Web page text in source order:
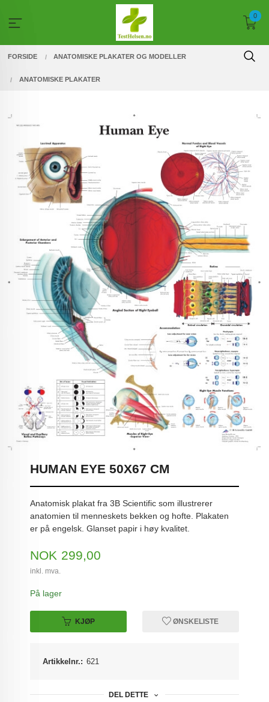
innholdet
0
FORSIDE ANATOMISKE PLAKATER OG MODELLER
ANATOMISKE PLAKATER
HUMAN EYE 50X67 CM
Anatomisk plakat fra 3B Scientific som illustrerer
anatomien til menneskets bekken og hofte. Plakaten
er på engelsk. Glanset papir i høy kvalitet.
Pris
NOK 299,00
inkl. mva.
På lager
KJØP ØNSKELISTE
Artikkelnr.: 621
DEL DETTE